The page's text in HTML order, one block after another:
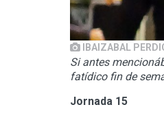
IBAIZABAL
Si antes
fatídico fin de
Jornada 15